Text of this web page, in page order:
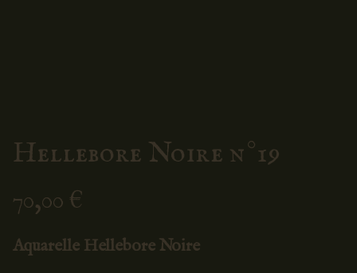
Hellebore Noire n°19
€
Aquarelle Hellebore Noire